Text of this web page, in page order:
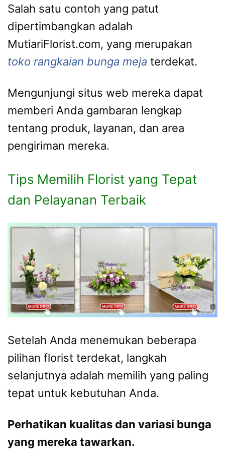
Salah satu contoh yang patut
dipertimbangkan adalah
MutiariFlorist.com, yang merupakan
toko rangkaian bunga meja terdekat.
Mengunjungi situs web mereka dapat
memberi Anda gambaran lengkap
tentang produk, layanan, dan area
pengiriman mereka.
Tips Memilih Florist yang Tepat
dan Pelayanan Terbaik
Setelah Anda menemukan beberapa
pilihan florist terdekat, langkah
selanjutnya adalah memilih yang paling
tepat untuk kebutuhan Anda.
Perhatikan kualitas dan variasi bunga
yang mereka tawarkan.